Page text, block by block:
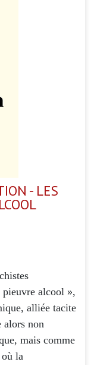
- LES
alcool »,
alliée tacite
alors non
mais comme
la